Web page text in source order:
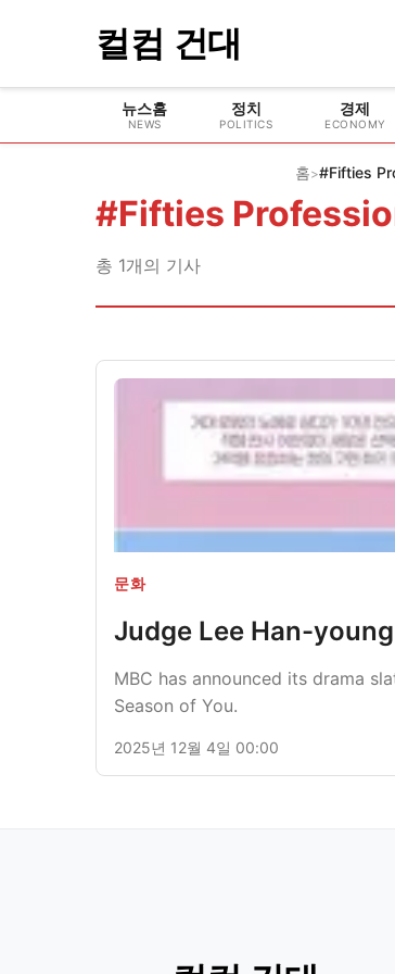
컬컴 건대
뉴스홈
NEWS
정치
POLITICS
경제
ECONOMY
홈>#Fifties
#Fifties
총 1개의 기사
문화
Judge Lee Han-
MBC has announced its drama
Season of You.
2025년 12월 4일 00:00